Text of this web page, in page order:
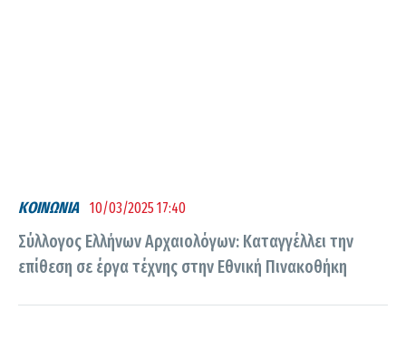
ΚΟΙΝΩΝΙΑ 10/03/2025 17:40
Σύλλογος Ελλήνων Αρχαιολόγων: Kαταγγέλλει την
επίθεση σε έργα τέχνης στην Εθνική Πινακοθήκη